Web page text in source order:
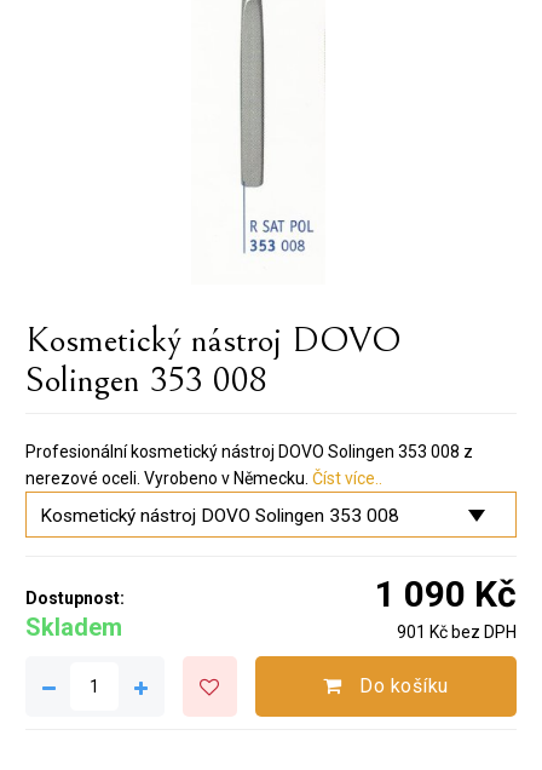
Kosmetický nástroj DOVO
Solingen 353 008
Profesionální kosmetický nástroj DOVO Solingen 353 008 z
nerezové oceli. Vyrobeno v Německu. Číst více..
Dostupnost:
Skladem
1 090 Kč
901 Kč bez DPH
Do košíku